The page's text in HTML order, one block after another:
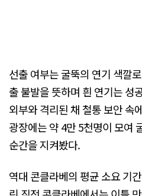
선출 여부는 굴뚝의 연기 색깔
출 불발을 뜻하며 흰 연기는 성
외부와 격리된 채 철통 보안 속
광장에는 약 4만 5천명이 모여
순간을 지켜봤다.
역대 콘클라베의 평균 소요 기